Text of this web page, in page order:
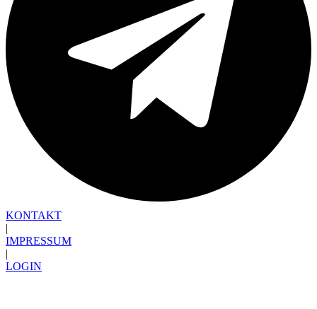
KONTAKT
IMPRESSUM
LOGIN